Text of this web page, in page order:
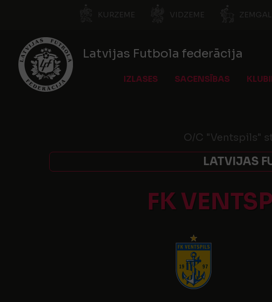
KURZEME VIDZEME
Latvijas Futbola federācija
IZLASES SACENSĪBAS
O/C "Ventspils"
LATVIJAS
FK